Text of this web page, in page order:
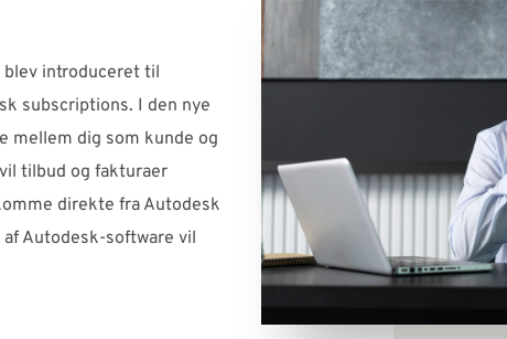
blev introduceret til
subscriptions. I den nye
mellem dig som kunde og
tilbud og fakturaer
direkte fra Autodesk
Autodesk-software vil